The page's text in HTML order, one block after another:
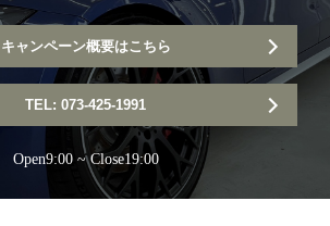
キャンペーン概要はこちら
TEL: 073-425-1991
Open9:00 ~ Close19:00